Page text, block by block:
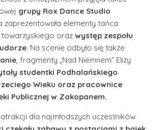
grupy Rox Dance Studio
zaprezentowała elementy tańca
oraz występ zespołu
. Na scenie odbyło się także
, fragmenty „Nad Niemnem” Elizy
studentki Podhalańskiego
Wieku oraz pracownice
Publicznej w Zakopanem.
dla najmłodszych uczestników